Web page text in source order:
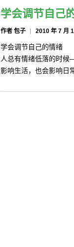
学会调节自己
作者 包子 2010 年 7 月
学会调节自己的情绪
人总有情绪低落的时
影响生活，也会影响日